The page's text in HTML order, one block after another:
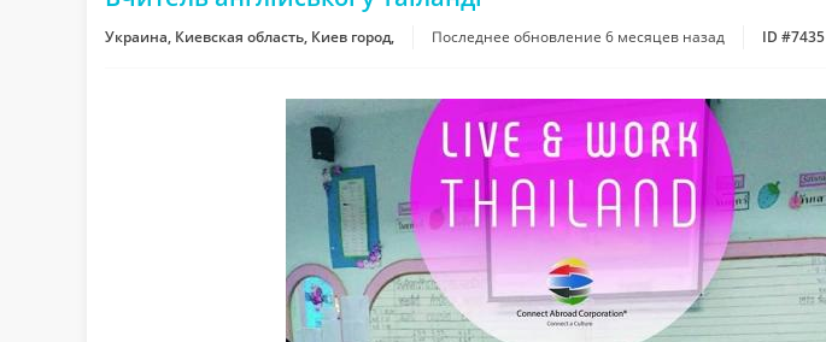
Украина, Киевская область, Киев город, Последнее обновление 6 месяцев назад ID #7435